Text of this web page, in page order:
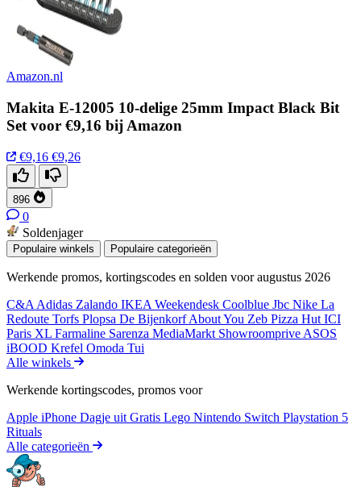
Amazon.nl
Makita E-12005 10-delige 25mm Impact Black Bit
Set voor €9,16 bij Amazon
€9,16 €9,26
896
0
Soldenjager
Populaire winkels Populaire categorieën
Werkende promos, kortingscodes en solden voor augustus 2026
C&A Adidas Zalando IKEA Weekendesk Coolblue Jbc Nike La
Redoute Torfs Plopsa De BijenkorfAbout You Zeb Pizza Hut ICI
Paris XL Farmaline Sarenza MediaMarkt Showroomprive ASOS
iBOOD Krefel Omoda Tui
Alle winkels
Werkende kortingscodes, promos voor
Apple iPhone Dagje uit Gratis Lego Nintendo Switch Playstation 5
Rituals
Alle categorieën